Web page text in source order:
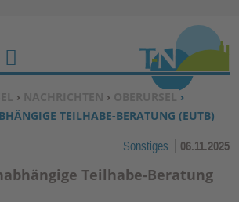
Zum Inhalt springen ↓
HIER:
› NACHRICHTEN › OBERURSEL ›
TEILHABE-BERATUNG (EUTB)
Sonstiges 06.11.2025
Teilhabe-Beratung
B
E
N
Z